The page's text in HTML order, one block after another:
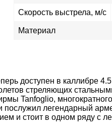
Скорость выстрела, м/с
Материал
доступен в каллибре
стреляющих
Tanfoglio,
легендарный
и стоит в одном ряду с